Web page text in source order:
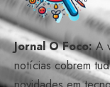
Jornal O Foco:A
notícias cobrem